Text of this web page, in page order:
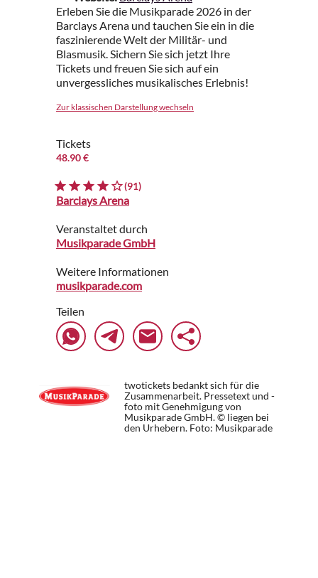
Erleben Sie die Musikparade 2026 in der
Barclays Arena und tauchen Sie ein in die
faszinierende Welt der Militär- und
Blasmusik. Sichern Sie sich jetzt Ihre
Tickets und freuen Sie sich auf ein
unvergessliches musikalisches Erlebnis!
Zur klassischen Darstellung wechseln
Tickets
48.90 €
(91)
Barclays Arena
Veranstaltet durch
Musikparade GmbH
Weitere Informationen
musikparade.com
Teilen
twotickets bedankt sich für die
Zusammenarbeit. Pressetext und -
foto mit Genehmigung von
Musikparade GmbH. © liegen bei
den Urhebern. Foto: Musikparade